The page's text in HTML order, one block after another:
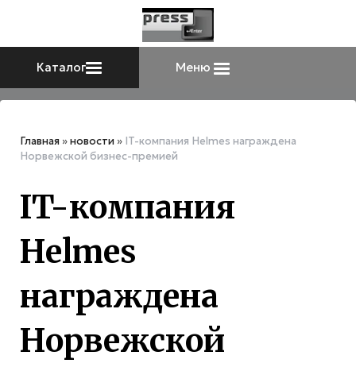
Каталог Меню
Главная »новости » IT-компания Helmes награждена
Норвежской бизнес-премией
IT-компания
Helmes
награждена
Норвежской